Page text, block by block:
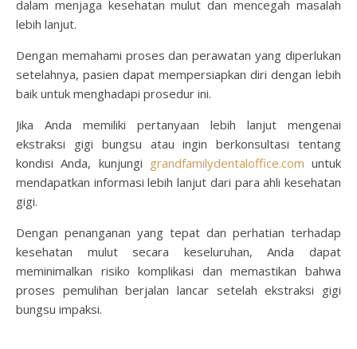
dalam menjaga kesehatan mulut dan mencegah masalah
lebih lanjut.
Dengan memahami proses dan perawatan yang diperlukan
setelahnya, pasien dapat mempersiapkan diri dengan lebih
baik untuk menghadapi prosedur ini.
Jika Anda memiliki pertanyaan lebih lanjut mengenai
ekstraksi gigi bungsu atau ingin berkonsultasi tentang
kondisi Anda, kunjungi grandfamilydentaloffice.com untuk
mendapatkan informasi lebih lanjut dari para ahli kesehatan
gigi.
Dengan penanganan yang tepat dan perhatian terhadap
kesehatan mulut secara keseluruhan, Anda dapat
meminimalkan risiko komplikasi dan memastikan bahwa
proses pemulihan berjalan lancar setelah ekstraksi gigi
bungsu impaksi.